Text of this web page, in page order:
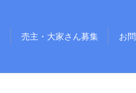
売主・大家さん募集 お